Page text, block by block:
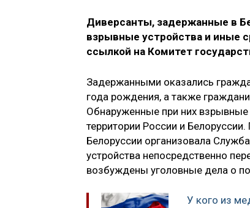
Диверсанты, задержанные в
взрывные устройства и иные
ссылкой на Комитет
Задержанными оказались
года рождения, а также
Обнаруженные при них взрывные
территории России и
Белоруссии организовала
устройства непосредственно
возбуждены уголовные дела о
У кого из